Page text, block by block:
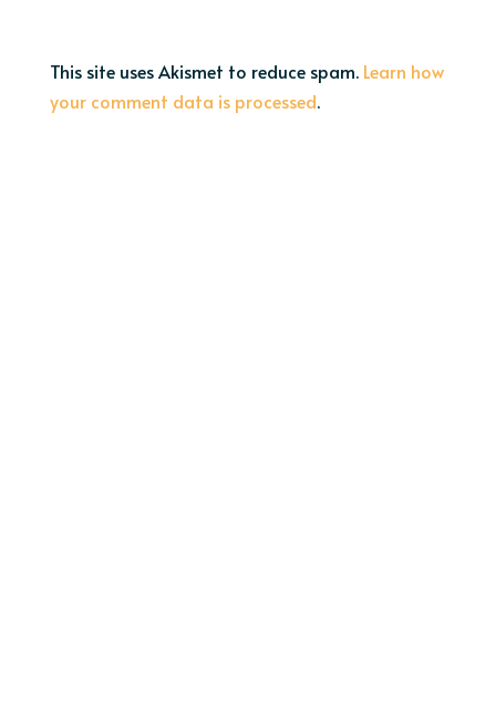
This site uses Akismet to reduce spam. Learn how
your comment data is processed.